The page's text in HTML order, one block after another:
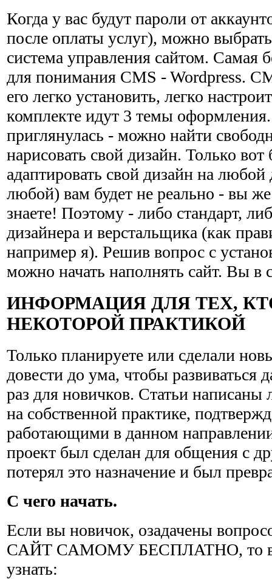
Когда у вас будут пароли от
после оплаты услуг), можно
система управления сайтом. Самая
для понимания CMS - Wordpress.
его легко установить, легко
комплекте идут 3 темы
приглянулась - можно найти
нарисовать свой дизайн. Только вот
адаптировать свой дизайн на
любой) вам будет не реально - вы
знаете! Поэтому - либо стандарт,
дизайнера и верстальщика (как
например я). Решив вопрос с
можно начать наполнять сайт. Вы в
ИНФОРМАЦИЯ ДЛЯ ТЕХ,
НЕКОТОРОЙ ПРАКТИКОЙ
Только планируете или сделали
довести до ума, чтобы развиваться
раз для новичков. Статьи
на собственной практике,
работающими в данном
проект был сделан для общения с
потерял это назначение и был
С чего начать.
Если вы новичок, озадачены
САЙТ САМОМУ БЕСПЛАТНО, то
узнать: